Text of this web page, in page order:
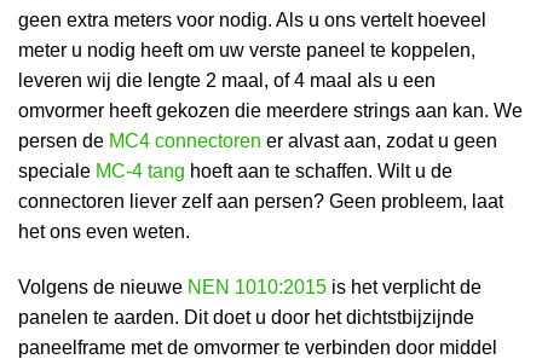
geen extra meters voor nodig. Als u ons vertelt hoeveel
meter u nodig heeft om uw verste paneel te koppelen,
leveren wij die lengte 2 maal, of 4 maal als u een
omvormer heeft gekozen die meerdere strings aan kan. We
persen de MC4 connectoren er alvast aan, zodat u geen
speciale MC-4 tang hoeft aan te schaffen. Wilt u de
connectoren liever zelf aan persen? Geen probleem, laat
het ons even weten.
Volgens de nieuwe NEN 1010:2015 is het verplicht de
panelen te aarden. Dit doet u door het dichtstbijzijnde
paneelframe met de omvormer te verbinden door middel